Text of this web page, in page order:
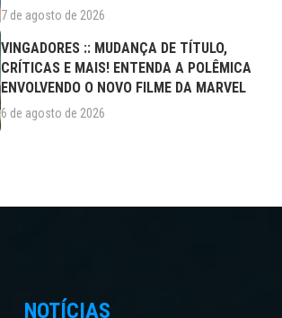
7 de agosto de 2026
VINGADORES :: MUDANÇA DE TÍTULO,
CRÍTICAS E MAIS! ENTENDA A POLÊMICA
ENVOLVENDO O NOVO FILME DA MARVEL
6 de agosto de 2026
NOTÍCIAS